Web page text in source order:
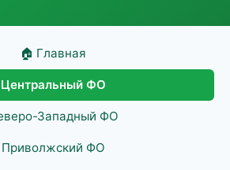
🏠 Главная
Центральный ФО
Западный ФО
Приволжский ФО